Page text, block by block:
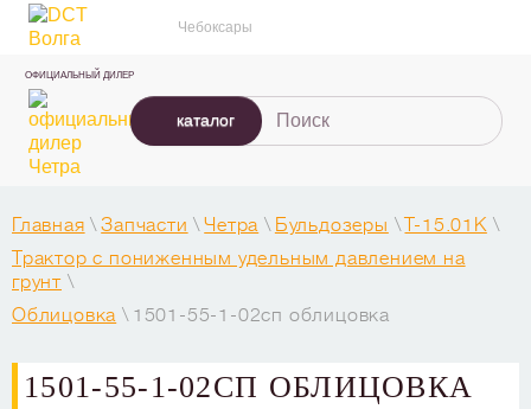
Чебоксары
ОФИЦИАЛЬНЫЙ ДИЛЕР
каталог
Главная \Запчасти \Четра \ Бульдозеры \T-15.01К\
Трактор с пониженным удельным давлением на
грунт \
Облицовка \ 1501-55-1-02сп облицовка
1501-55-1-02СП ОБЛИЦОВКА